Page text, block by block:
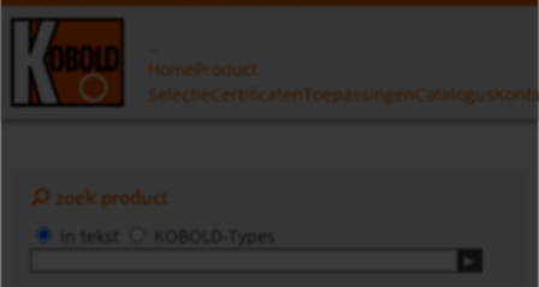
HomeProduct
SelectieCertificaten Toepassingen Catalogus
zoek product
in tekst KOBOLD-Types